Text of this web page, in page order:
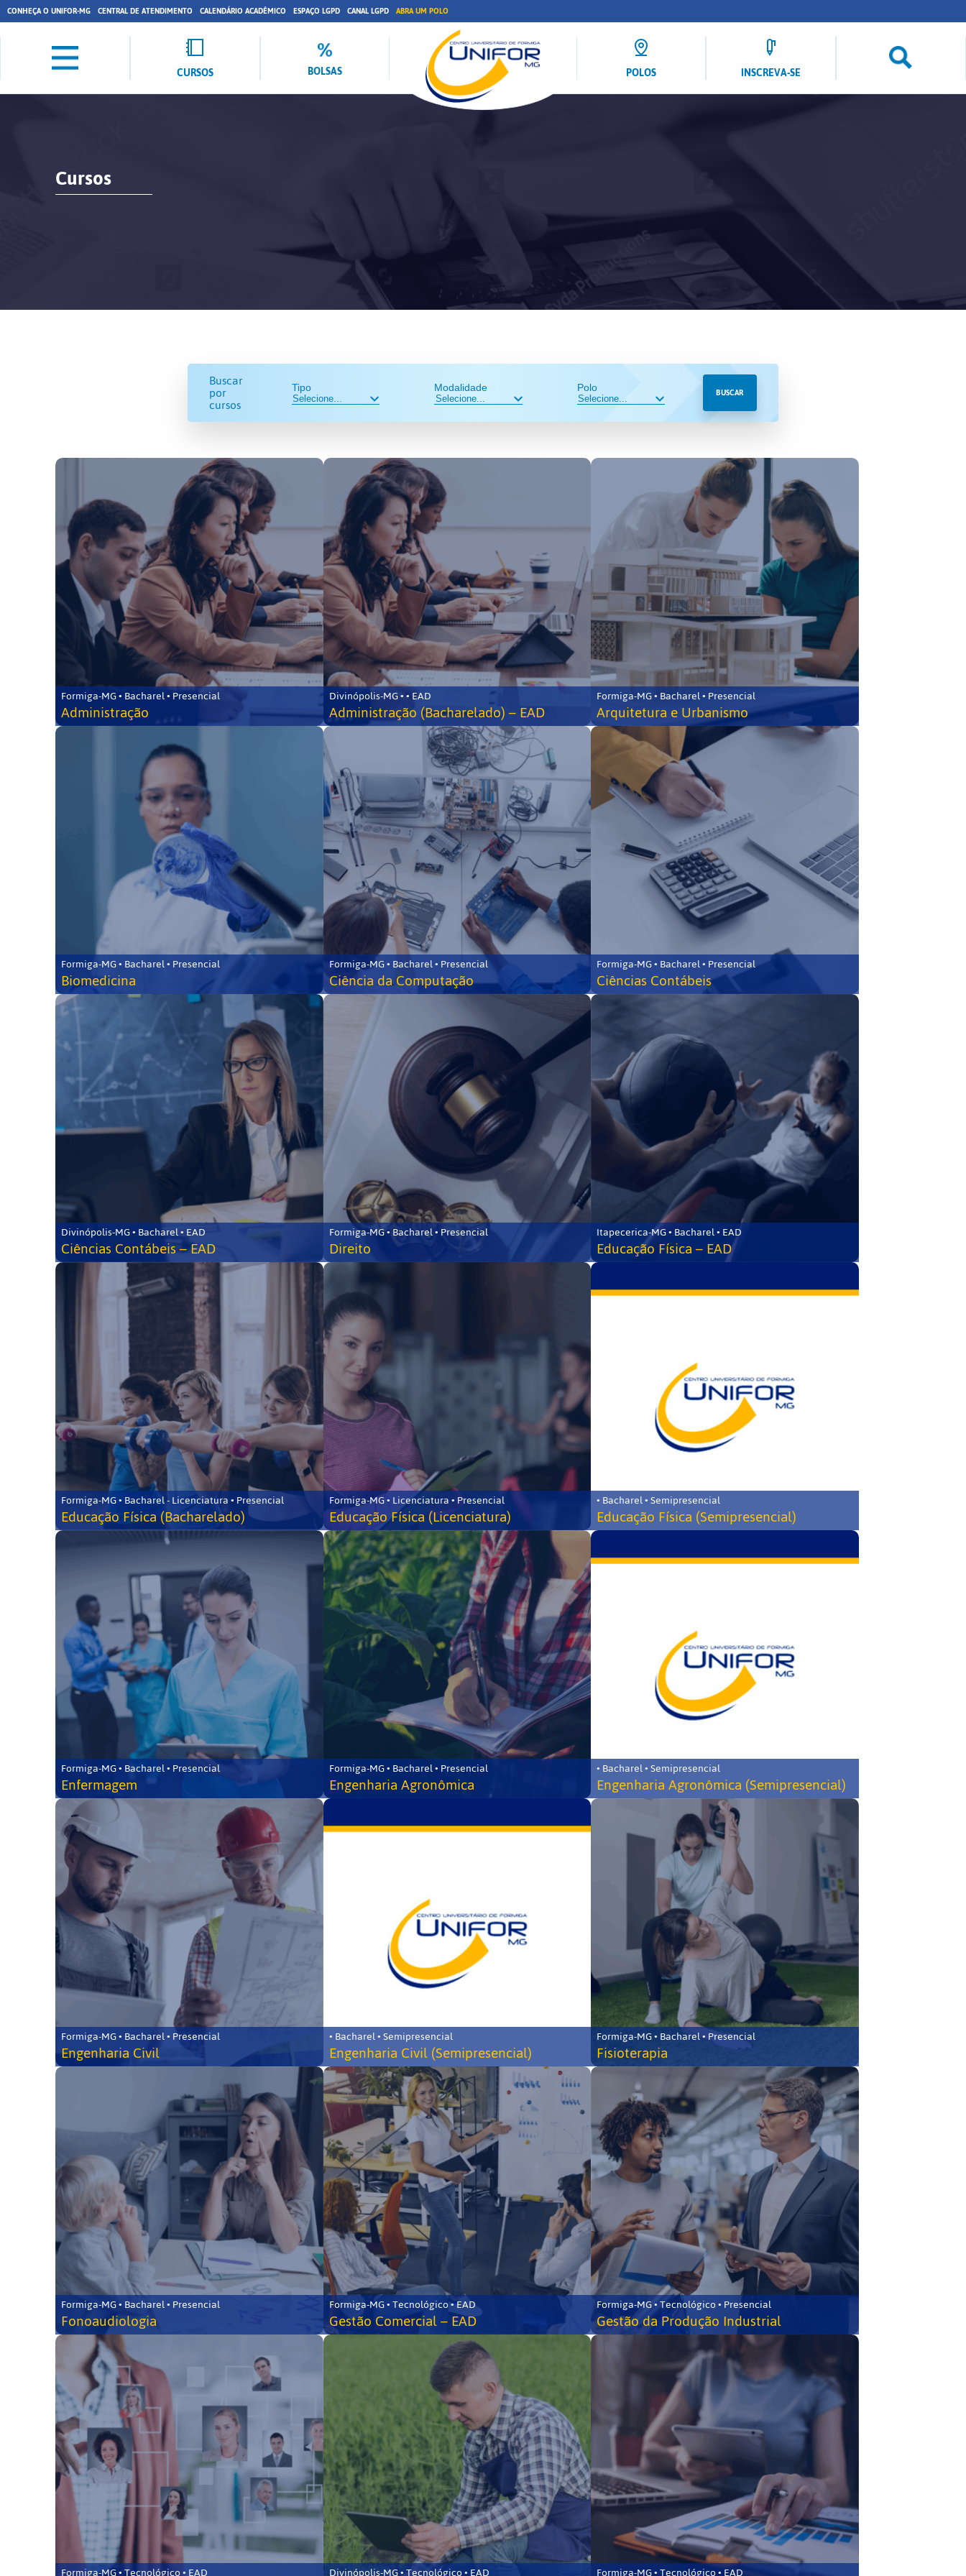
CONHEÇA O UNIFOR-MG CENTRAL DE ATENDIMENTO CALENDÁRIO ACADÊMICO ESPAÇO LGPD CANAL LGPD ABRA UM POLO
CURSOS BOLSAS POLOS INSCREVA-SE
Cursos
Buscar
por
cursos
Tipo Modalidade Polo BUSCAR
Formiga-MG • Bacharel • Presencial
Administração
Divinópolis-MG • • EAD
Administração (Bacharelado) – EAD
Formiga-MG • Bacharel • Presencial
Arquitetura e Urbanismo
Formiga-MG • Bacharel • Presencial
Biomedicina
Formiga-MG • Bacharel • Presencial
Ciência da Computação
Formiga-MG • Bacharel • Presencial
Ciências Contábeis
Divinópolis-MG • Bacharel • EAD
Ciências Contábeis – EAD
Formiga-MG • Bacharel • Presencial
Direito
Itapecerica-MG • Bacharel • EAD
Educação Física – EAD
Formiga-MG • Bacharel - Licenciatura • Presencial
Educação Física (Bacharelado)
Formiga-MG • Licenciatura • Presencial
Educação Física (Licenciatura)
• Bacharel • Semipresencial
Educação Física (Semipresencial)
Formiga-MG • Bacharel • Presencial
Enfermagem
Formiga-MG • Bacharel • Presencial
Engenharia Agronômica
• Bacharel • Semipresencial
Engenharia Agronômica (Semipresencial)
Formiga-MG • Bacharel • Presencial
Engenharia Civil
• Bacharel • Semipresencial
Engenharia Civil (Semipresencial)
Formiga-MG • Bacharel • Presencial
Fisioterapia
Formiga-MG • Bacharel • Presencial
Fonoaudiologia
Formiga-MG • Tecnológico • EAD
Gestão Comercial – EAD
Formiga-MG • Tecnológico • Presencial
Gestão da Produção Industrial